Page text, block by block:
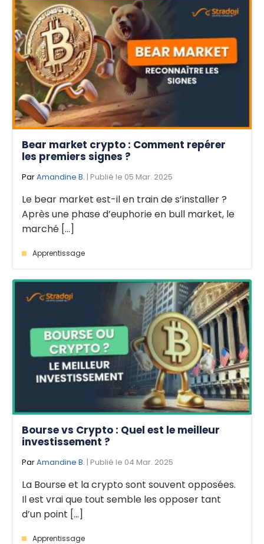
Bear market crypto : Comment repérer
les premiers signes ?
ParAmandine B. | Publié le 05 Mar. 2025
Le bear market est-il en train de s’installer ?
Après une phase d’euphorie en bull market, le
marché [...]
Apprentissage
Bourse vs Crypto : Quel est le meilleur
investissement ?
ParAmandine B. | Publié le 04 Mar. 2025
La Bourse et la crypto sont souvent opposées.
Il est vrai que tout semble les opposer tant
d’un point [...]
Apprentissage